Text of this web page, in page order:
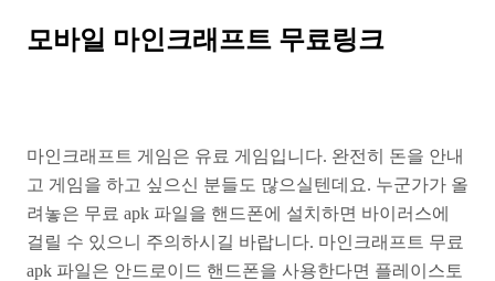
모바일 마인크래프트 무료링크
마인크래프트 게임은 유료 게임입니다. 완전히 돈을 안내
고 게임을 하고 싶으신 분들도 많으실텐데요. 누군가가 올
려놓은 무료 apk 파일을 핸드폰에 설치하면 바이러스에
걸릴 수 있으니 주의하시길 바랍니다. 마인크래프트 무료
apk 파일은 안드로이드 핸드폰을 사용한다면 플레이스토